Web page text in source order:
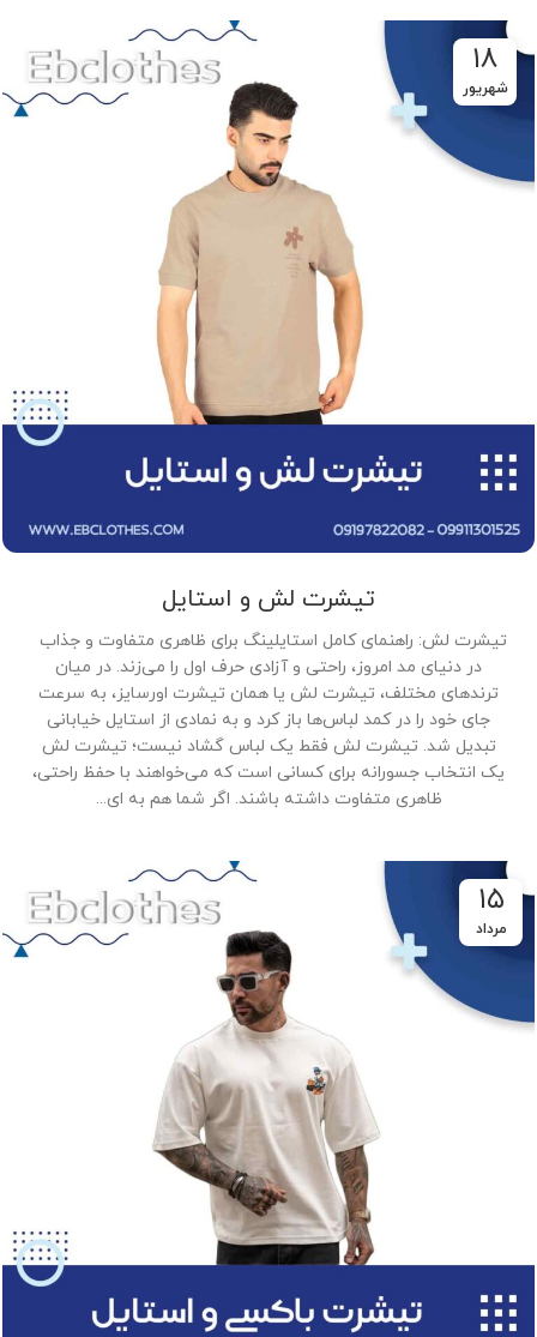
۱۸
شهریور
تیشرت لش و استایل
تیشرت لش: راهنمای کامل استایلینگ برای ظاهری متفاوت و جذاب
در دنیای مد امروز، راحتی و آزادی حرف اول را می‌زند. در میان
ترندهای مختلف، تیشرت لش یا همان تیشرت اورسایز، به سرعت
جای خود را در کمد لباس‌ها باز کرد و به نمادی از استایل خیابانی
تبدیل شد. تیشرت لش فقط یک لباس گشاد نیست؛ تیشرت لش
یک انتخاب جسورانه برای کسانی است که می‌خواهند با حفظ راحتی،
ظاهری متفاوت داشته باشند. اگر شما هم به ای...
۱۵
مرداد